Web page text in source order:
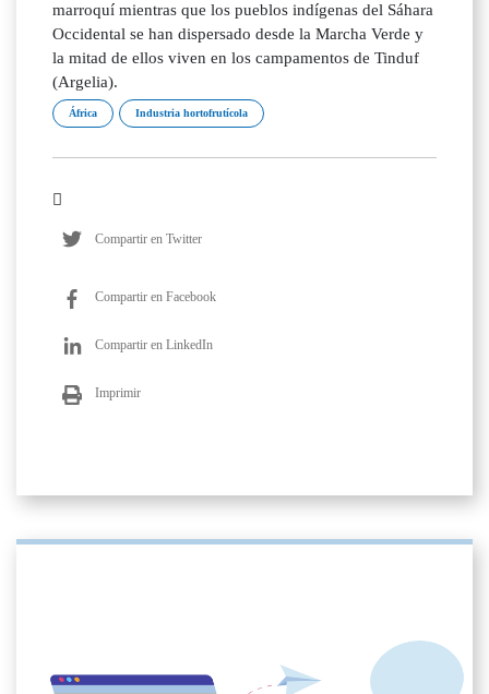
marroquí mientras que los pueblos indígenas del Sáhara
Occidental se han dispersado desde la Marcha Verde y
la mitad de ellos viven en los campamentos de Tinduf
(Argelia).
África Industria hortofrutícola
Compartir en Twitter
Compartir en Facebook
Compartir en LinkedIn
Imprimir